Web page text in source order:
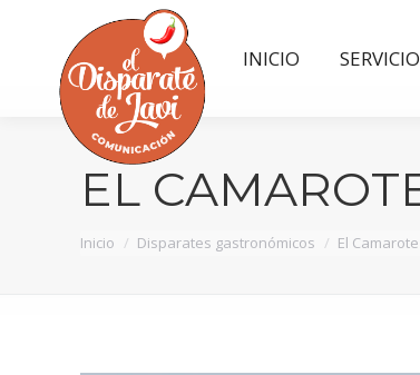
INICIO
EL
Estás aquí:
Inicio Disparates gastronómicos El